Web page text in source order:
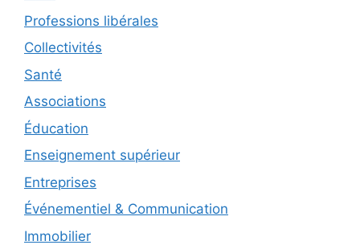
Professions libérales
Collectivités
Santé
Associations
Éducation
Enseignement supérieur
Entreprises
Événementiel & Communication
Immobilier